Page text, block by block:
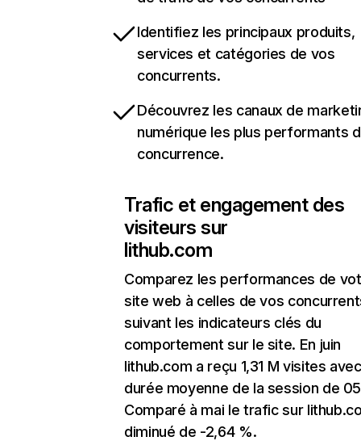
Identifiez les principaux produits,
services et catégories de vos
concurrents.
Découvrez les canaux de
numérique les plus performants
concurrence.
Trafic et engagement des
visiteurs sur
lithub.com
Comparez les performances de
site web à celles de vos
suivant les indicateurs clés du
comportement sur le site. En juin
lithub.com a reçu 1,31 M visites
durée moyenne de la session de
Comparé à mai le trafic sur
diminué de -2,64 %.